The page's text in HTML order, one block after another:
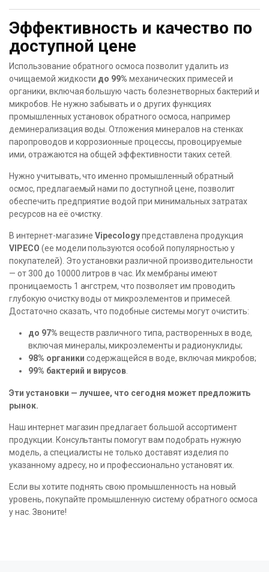
Эффективность и качество по
доступной цене
Использование обратного осмоса позволит удалить из
очищаемой жидкости до 99% механических примесей и
органики, включая большую часть болезнетворных бактерий и
микробов. Не нужно забывать и о других функциях
промышленных установок обратного осмоса, например
деминерализация воды. Отложения минералов на стенках
паропроводов и коррозионные процессы, провоцируемые
ими, отражаются на общей эффективности таких сетей.
Нужно учитывать, что именно промышленный обратный
осмос, предлагаемый нами по доступной цене, позволит
обеспечить предприятие водой при минимальных затратах
ресурсов на её очистку.
В интернет-магазинеVipecologyпредставлена продукция
VIPECO (ее модели пользуются особой популярностью у
покупателей). Это установки различной производительности
— от 300 до 10000 литров в час. Их мембраны имеют
проницаемость 1 ангстрем, что позволяет им проводить
глубокую очистку воды от микроэлементов и примесей.
Достаточно сказать, что подобные системы могут очистить:
до 97% веществ различного типа, растворенных в воде,
включая минералы, микроэлементы и радионуклиды;
98% органики содержащейся в воде, включая микробов;
99% бактерий и вирусов
Эти установки — лучшее, что сегодня может предложить
рынок.
Наш интернет магазин предлагает большой ассортимент
продукции. Консультанты помогут вам подобрать нужную
модель, а специалисты не только доставят изделия по
указанному адресу, но и профессионально установят их.
Если вы хотите поднять свою промышленность на новый
уровень, покупайте промышленную систему обратного осмоса
у нас. Звоните!